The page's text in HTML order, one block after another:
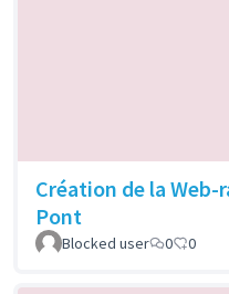
Création de la Web-
Pont
Blocked user 0 0